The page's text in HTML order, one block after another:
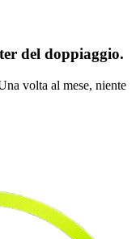
del doppiaggio.
volta al mese, niente